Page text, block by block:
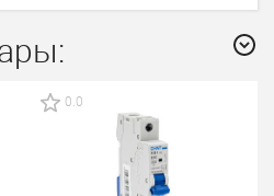
0.0